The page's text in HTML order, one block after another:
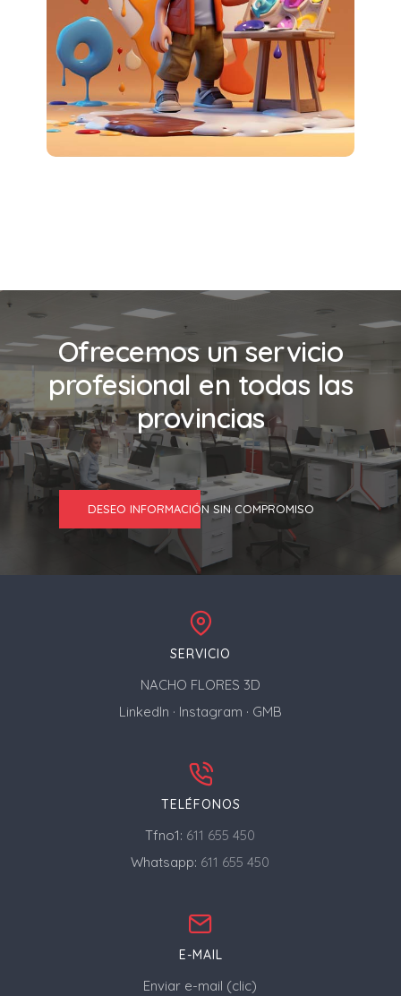
Ofrecemos un servicio
profesional en todas las
provincias
DESEO INFORMACIÓN SIN COMPROMISO
SERVICIO
NACHO FLORES 3D
LinkedIn · Instagram · GMB
TELÉFONOS
Tfno1: 611 655 450
Whatsapp: 611 655 450
E-MAIL
Enviar e-mail (clic)